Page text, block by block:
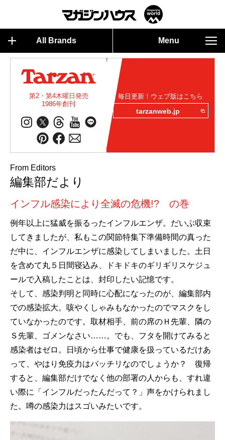
All Brands Menu
第2・第4木曜日発売
1986年創刊
毎日更新！ウェブ版はこちら
tarzanweb.jp
From Editors
編集部だより
インフル感染により全滅の危機!? の巻
例年以上に猛威を振るったインフルエンザ。だいぶ収束
してきましたが、私もこの関節特集下準備時間の真った
だ中に、インフルエンザに感染してしまいました。土日
を含めて丸５日間寝込み、ドキドキのギリギリスケジュ
ールで入稿したことは、封印したい記憶です。
そして、感染判明と同時に心配になったのが、編集部内
での感染拡大。咳やくしゃみもなかったのでマスクをし
ていなかったのです。取材相手、前の席のＨ先輩、隣の
Ｓ先輩、ゴメンなさい……。でも、フタを開けてみると
感染者はゼロ。日頃から仕事で健康を扱っているだけあ
って、やはり免疫力はバッチリなのでしょうか？ 復帰
すると、編集部だけでなく他の部署の人からも、すれ違
い際に「インフルだったんだって？」声をかけられまし
た。噂の感染力はスゴいみたいです。